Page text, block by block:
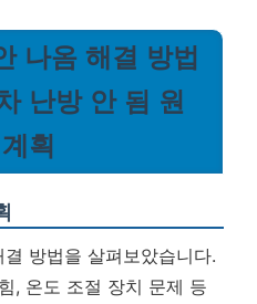
나옴 해결 방법
난방 안 됨 원
획
방법을 살펴보았습니다.
, 온도 조절 장치 문제 등